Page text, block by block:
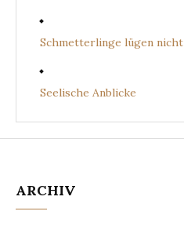
Schmetterlinge lügen nicht
Seelische Anblicke
ARCHIV